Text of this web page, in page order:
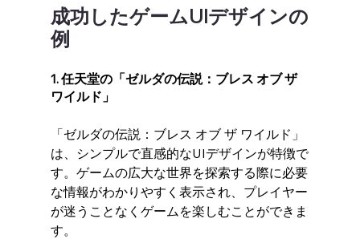
成功したゲームUIデザインの
例
1. 任天堂の「ゼルダの伝説：ブレス オブ ザ
ワイルド」
「ゼルダの伝説：ブレス オブ ザ ワイルド」
は、シンプルで直感的なUIデザインが特徴で
す。ゲームの広大な世界を探索する際に必要
な情報がわかりやすく表示され、プレイヤー
が迷うことなくゲームを楽しむことができま
す。